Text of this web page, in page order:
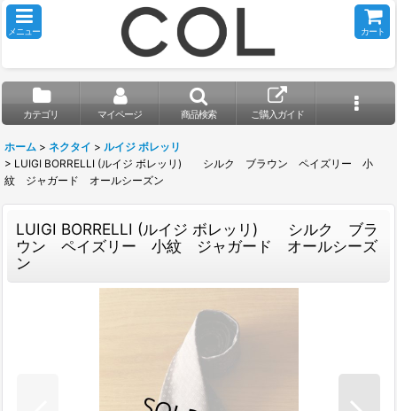
メニュー カート
カテゴリ マイページ 商品検索 ご購入ガイド
ホーム > ネクタイ > ルイジ ボレッリ
> LUIGI BORRELLI (ルイジ ボレッリ) シルク ブラウン ペイズリー 小
紋 ジャガード オールシーズン
LUIGI BORRELLI (ルイジ ボレッリ) シルク ブラ
ウン ペイズリー 小紋 ジャガード オールシーズ
ン